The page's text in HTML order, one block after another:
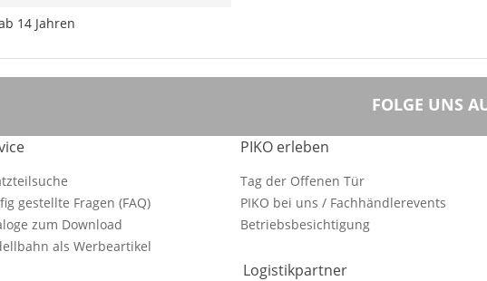
14 Jahren
FOLGE UNS
gestellte Fragen (FAQ)
zum Download
als Werbeartikel
PIKO erleben
Tag der Offenen Tür
PIKO bei uns / Fachhändlerevents
Betriebsbesichtigung
Logistikpartner